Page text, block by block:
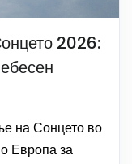
2026:
на Сонцето во
Европа за